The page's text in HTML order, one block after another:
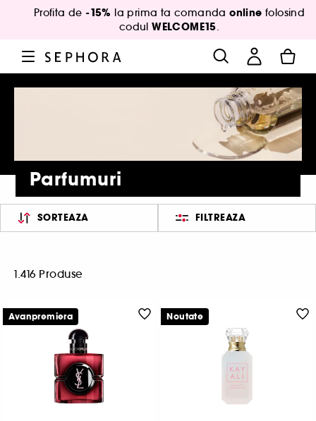
Profita de -15% la prima ta comandaonline folosind
codulWELCOME15.
Parfumuri
SORTEAZA FILTREAZA
1.416 Produse
Avanpremiera Noutate